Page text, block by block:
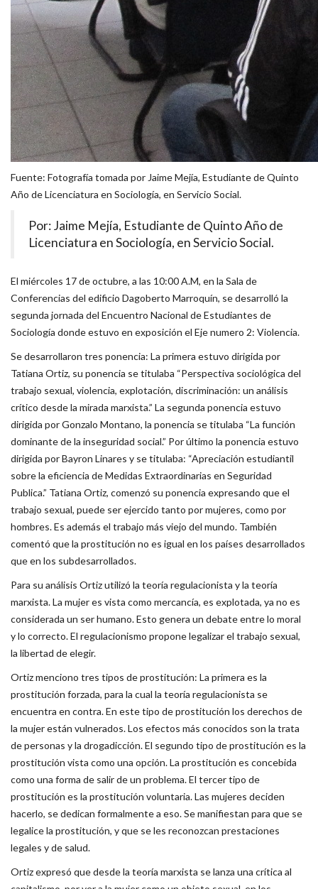
Fuente: Fotografía tomada por Jaime Mejía, Estudiante de Quinto
Año de Licenciatura en Sociología, en Servicio Social.
Por: Jaime Mejía, Estudiante de Quinto Año de
Licenciatura en Sociología, en Servicio Social.
El miércoles 17 de octubre, a las 10:00 A.M, en la Sala de
Conferencias del edificio Dagoberto Marroquín, se desarrolló la
segunda jornada del Encuentro Nacional de Estudiantes de
Sociología donde estuvo en exposición el Eje numero 2: Violencia.
Se desarrollaron tres ponencia: La primera estuvo dirigida por
Tatiana Ortiz, su ponencia se titulaba “Perspectiva sociológica del
trabajo sexual, violencia, explotación, discriminación: un análisis
crítico desde la mirada marxista.” La segunda ponencia estuvo
dirigida por Gonzalo Montano, la ponencia se titulaba “La función
dominante de la inseguridad social.” Por último la ponencia estuvo
dirigida por Bayron Linares y se titulaba: “Apreciación estudiantil
sobre la eficiencia de Medidas Extraordinarias en Seguridad
Publica.” Tatiana Ortiz, comenzó su ponencia expresando que el
trabajo sexual, puede ser ejercido tanto por mujeres, como por
hombres. Es además el trabajo más viejo del mundo. También
comentó que la prostitución no es igual en los países desarrollados
que en los subdesarrollados.
Para su análisis Ortiz utilizó la teoría regulacionista y la teoría
marxista. La mujer es vista como mercancía, es explotada, ya no es
considerada un ser humano. Esto genera un debate entre lo moral
y lo correcto. El regulacionismo propone legalizar el trabajo sexual,
la libertad de elegir.
Ortiz menciono tres tipos de prostitución: La primera es la
prostitución forzada, para la cual la teoría regulacionista se
encuentra en contra. En este tipo de prostitución los derechos de
la mujer están vulnerados. Los efectos más conocidos son la trata
de personas y la drogadicción. El segundo tipo de prostitución es la
prostitución vista como una opción. La prostitución es concebida
como una forma de salir de un problema. El tercer tipo de
prostitución es la prostitución voluntaria. Las mujeres deciden
hacerlo, se dedican formalmente a eso. Se manifiestan para que se
legalice la prostitución, y que se les reconozcan prestaciones
legales y de salud.
Ortiz expresó que desde la teoría marxista se lanza una crítica al